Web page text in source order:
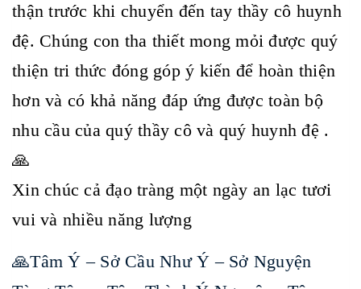
thận trước khi chuyển đến tay thầy cô huynh
đệ. Chúng con tha thiết mong mỏi được quý
thiện tri thức đóng góp ý kiến để hoàn thiện
hơn và có khả năng đáp ứng được toàn bộ
nhu cầu của quý thầy cô và quý huynh đệ .
🙏
Xin chúc cả đạo tràng một ngày an lạc tươi
vui và nhiều năng lượng
🙏Tâm Ý – Sở Cầu Như Ý – Sở Nguyện